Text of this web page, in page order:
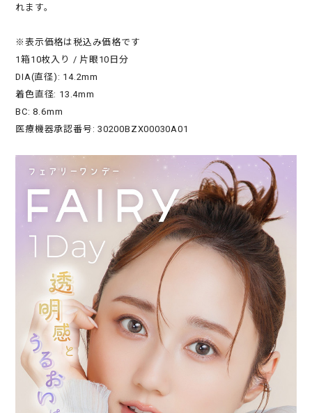
れます。
※表示価格は税込み価格です
1箱10枚入り / 片眼10日分
DIA(直径): 14.2mm
着色直径: 13.4mm
BC: 8.6mm
医療機器承認番号: 30200BZX00030A01